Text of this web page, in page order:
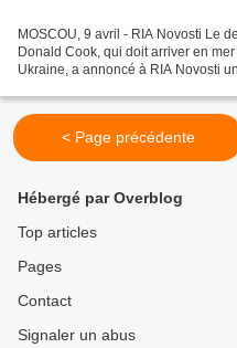
MOSCOU, 9 avril - RIA Novosti Le
Donald Cook, qui doit arriver en
Ukraine, a annoncé à RIA Novosti
< Page précédente
Hébergé par Overblog
Top articles
Pages
Contact
Signaler un abus